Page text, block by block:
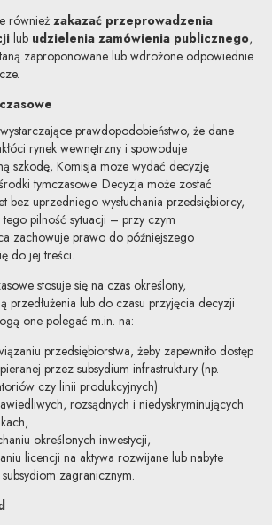
również zakazać przeprowadzenia
lub udzielenia zamówienia publicznego,
zaproponowane lub wdrożone odpowiednie
wystarczające prawdopodobieństwo, że dane
rynek wewnętrzny i spowoduje
szkodę, Komisja może wydać decyzję
tymczasowe. Decyzja może zostać
bez uprzedniego wysłuchania przedsiębiorcy,
pilność sytuacji – przy czym
zachowuje prawo do późniejszego
do jej treści.
stosuje się na czas określony,
przedłużenia lub do czasu przyjęcia decyzji
one polegać m.in. na:
przedsiębiorstwa, żeby zapewniło dostęp
przez subsydium infrastruktury (np.
czy linii produkcyjnych)
rozsądnych i niedyskryminujących
określonych inwestycji,
licencji na aktywa rozwijane lub nabyte
zagranicznym.